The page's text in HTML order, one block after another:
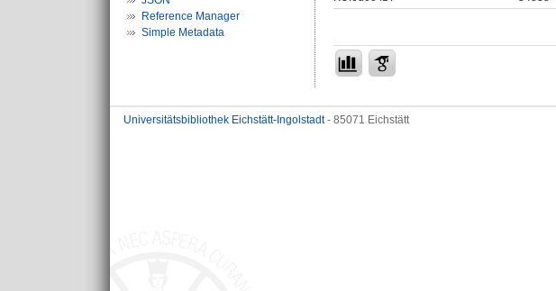
Reference Manager
Simple Metadata
Universitätsbibliothek Eichstätt-Ingolstadt- 85071 Eichstätt